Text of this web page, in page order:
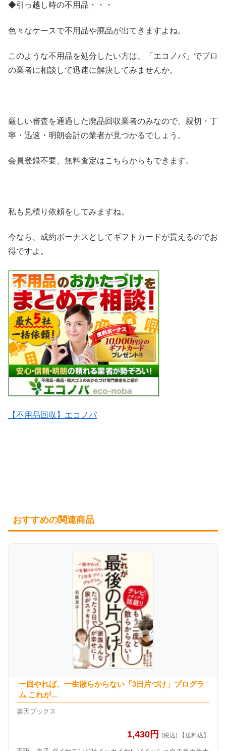
◆引っ越し時の不用品・・・
色々なケースで不用品や廃品が出てきますよね。
このような不用品を処分したい方は、「エコノバ」でプロ
の業者に相談して迅速に解決してみませんか。
厳しい審査を通過した廃品回収業者のみなので、親切・丁
寧・迅速・明朗会計の業者が見つかるでしょう。
会員登録不要、無料査定はこちらからもできます。
私も見積り依頼をしてみますね。
今なら、成約ボーナスとしてギフトカードが貰えるのでお
得ですよ。
【不用品回収】エコノバ
おすすめの関連商品
一回やれば、一生散らからない「3日片づけ」プログラ
ム これが...
楽天ブックス
1,430円 (税込) 【送料込】